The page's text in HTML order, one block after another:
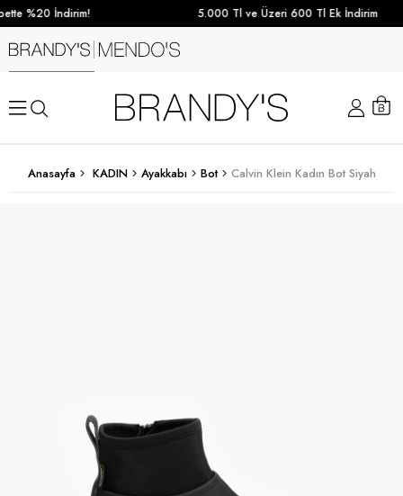
%20 İndirim! 5.000 Tl ve Üzeri 600 Tl Ek İndirim
Anasayfa KADIN Ayakkabı Bot Calvin Klein Kadın Bot Siyah